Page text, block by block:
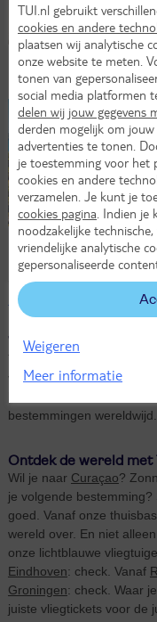
Bonaire
Turkije
Bekijk alle
Vliegtickets TUI fly
TUI en TUI fly horen bij
van onze reisorganisatie.
bestemmingen
Ontdek de wereld met
Wil je naar Curaçao?
je volgende
goed. Vanaf onze
wereld over. En niet
onze lichtblauwe
Eindhoven: check. Vanaf
Groningen: check. Waar
juiste vliegtickets voor de
TUI.nl gebruikt
cookies en andere
plaatsen wij analytische
onze website te meten.
tonen van
social media platformen
delen wij jouw gegevens
derden mogelijk om
advertenties te tonen.
je toestemming voor het
cookies en andere
verzamelen. Je kunt je
cookies pagina . Indien
noodzakelijke
vriendelijke analytische
gepersonaliseerde
Weigeren
Meer informatie